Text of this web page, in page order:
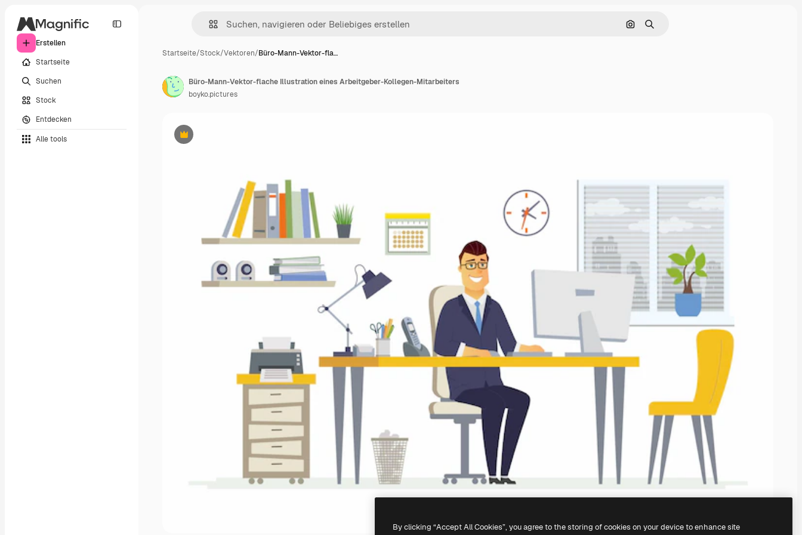
Erstellen
Startseite
Suchen
Stock
Entdecken
Alle tools
Nach Bild suchen
Suchen
Startseite/Stock/Vektoren/Büro-Mann-Vektor-fla…
Premium
Büro-Mann-Vektor-flache Illustration eines Arbeitgeber-Kollegen-Mitarbeiters
boyko.pictures
By clicking “Accept All Cookies”, you agree to the storing of cookies on your device to enhance site